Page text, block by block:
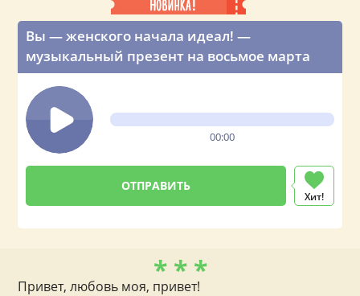
Вы — женского начала идеал! —
музыкальный презент на восьмое марта
00:00
Хит!
* * *
Привет, любовь моя, привет!